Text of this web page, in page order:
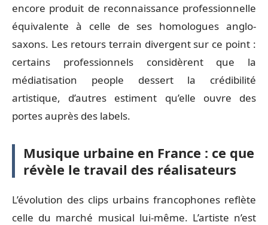
encore produit de reconnaissance professionnelle
équivalente à celle de ses homologues anglo-
saxons. Les retours terrain divergent sur ce point :
certains professionnels considèrent que la
médiatisation people dessert la crédibilité
artistique, d’autres estiment qu’elle ouvre des
portes auprès des labels.
Musique urbaine en France : ce que
révèle le travail des réalisateurs
L’évolution des clips urbains francophones reflète
celle du marché musical lui-même. L’artiste n’est